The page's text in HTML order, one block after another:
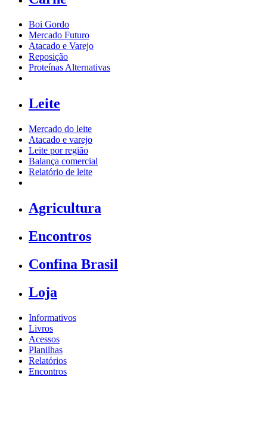
Boi Gordo
Mercado Futuro
Atacado e Varejo
Reposição
Proteínas Alternativas
Leite
Mercado do leite
Atacado e varejo
Leite por região
Balança comercial
Relatório de leite
Agricultura
Encontros
Confina Brasil
Loja
Informativos
Livros
Acessos
Planilhas
Relatórios
Encontros